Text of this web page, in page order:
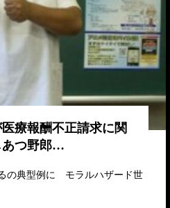
療報酬不正請求に関
つ野郎…
の典型例に モラルハザード世